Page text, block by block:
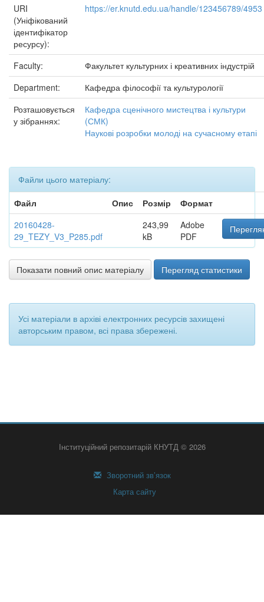
URI
(Уніфікований
ідентифікатор
ресурсу):
https://er.knutd.edu.ua/handle/123456789/4953
Faculty:
Факультет культурних і креативних індустрій
Department:
Кафедра філософії та культурології
Розташовується
у зібраннях:
Кафедра сценічного мистецтва і культури
(СМК)
Наукові розробки молоді на сучасному етапі
Файли цього матеріалу:
Файл
Опис Розмір
Формат
20160428-
29_TEZY_V3_P285.pdf
243,99
kB
Adobe
PDF
Показати повний опис матеріалу Перегляд статистики
Усі матеріали в архіві електронних ресурсів захищені
авторським правом, всі права збережені.
Інституційний репозитарій КНУТД © 2026
Зворотний зв’язок
Карта сайту